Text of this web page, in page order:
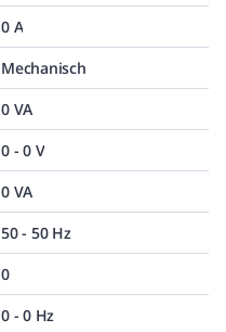
0 A
Mechanisch
0 VA
0 - 0 V
0 VA
50 - 50 Hz
0
0 - 0 Hz